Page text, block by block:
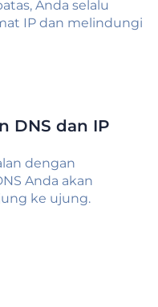
Anda selalu
IP dan melindungi
DNS dan IP
dengan
Anda akan
ke ujung.